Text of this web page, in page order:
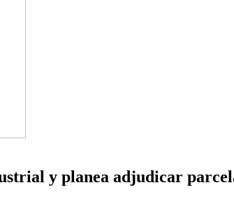
y planea adjudicar